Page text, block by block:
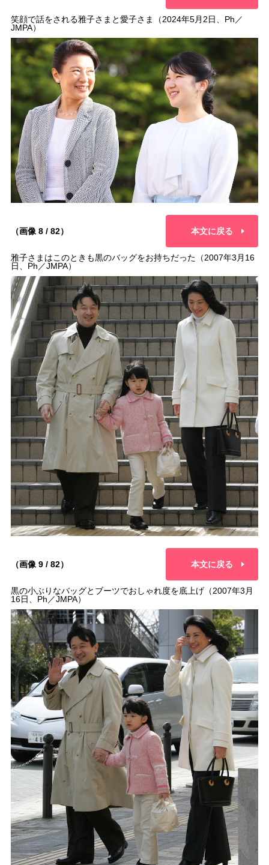
笑顔で話をされる雅子さまと愛子さま（2024年5月2日、Ph／
JMPA）
（画像 8 / 82） 本文に戻る
雅子さまはこのときも黒のバッグをお持ちだった（2007年3月16
日、Ph／JMPA）
（画像 9 / 82） 本文に戻る
黒の小ぶりなバッグとブーツでおしゃれ度を底上げ（2007年3月
16日、Ph／JMPA）